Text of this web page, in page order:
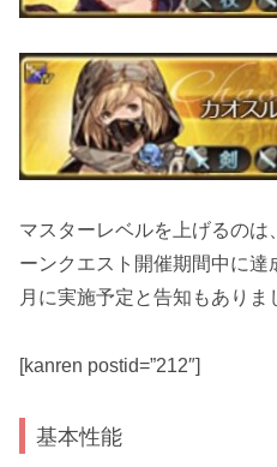
マスターレベルを上げるの
ーンクエスト開催期間中に達
月に実施予定と告知もありま
[kanren postid=”212″]
基本性能